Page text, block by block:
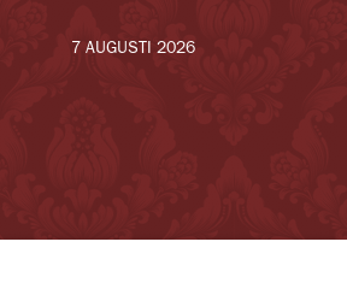
7 AUGUSTI 2026